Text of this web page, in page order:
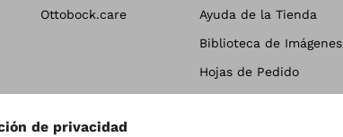
Ottobock.care
Ayuda de la Tienda
Biblioteca de Imágenes
Hojas de Pedido